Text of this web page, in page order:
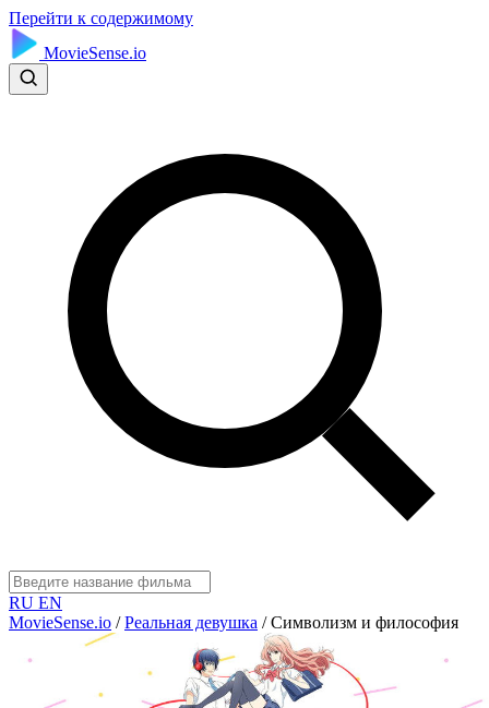
Перейти к содержимому
MovieSense.io
RU EN
MovieSense.io / Реальная девушка / Символизм и философия